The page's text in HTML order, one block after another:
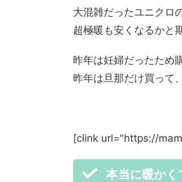
大混雑だったユニクロ
超極暖も安くなるかと
昨年は妊婦だったため
昨年は旦那だけ買って
[clink url="https://
本当に暖かく